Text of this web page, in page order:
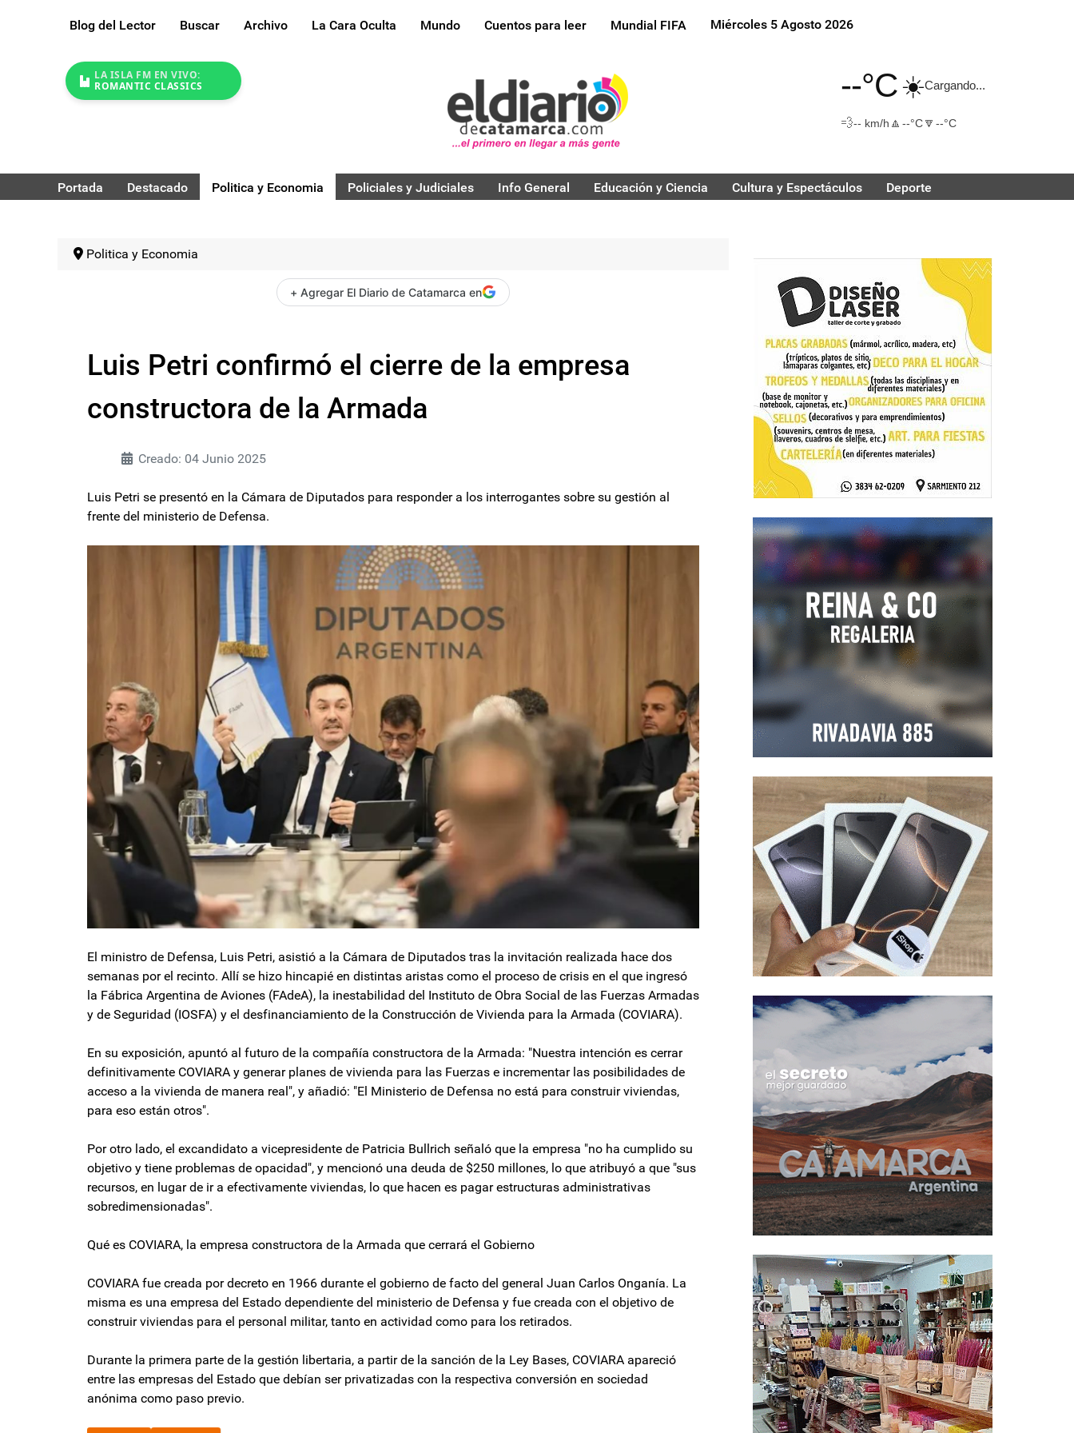
Blog del Lector Buscar Archivo La Cara Oculta Mundo Cuentos para leer Mundial FIFA Miércoles 5 Agosto 2026
LA ISLA FM EN VIVO:
ROMANTIC CLASSICS
--°C☀️Cargando...
💨-- km/h 🔼 --°C🔽 --°C
Portada Destacado Politica y Economia Policiales y Judiciales Info General Educación y Ciencia Cultura y Espectáculos Deporte
Politica y Economia
+ Agregar El Diario de Catamarca en
Luis Petri confirmó el cierre de la empresa
constructora de la Armada
Creado: 04 Junio 2025
Luis Petri se presentó en la Cámara de Diputados para responder a los interrogantes sobre su gestión al
frente del ministerio de Defensa.
El ministro de Defensa, Luis Petri, asistió a la Cámara de Diputados tras la invitación realizada hace dos
semanas por el recinto. Allí se hizo hincapié en distintas aristas como el proceso de crisis en el que ingresó
la Fábrica Argentina de Aviones (FAdeA), la inestabilidad del Instituto de Obra Social de las Fuerzas Armadas
y de Seguridad (IOSFA) y el desfinanciamiento de la Construcción de Vivienda para la Armada (COVIARA).
En su exposición, apuntó al futuro de la compañía constructora de la Armada: "Nuestra intención es cerrar
definitivamente COVIARA y generar planes de vivienda para las Fuerzas e incrementar las posibilidades de
acceso a la vivienda de manera real", y añadió: "El Ministerio de Defensa no está para construir viviendas,
para eso están otros".
Por otro lado, el excandidato a vicepresidente de Patricia Bullrich señaló que la empresa "no ha cumplido su
objetivo y tiene problemas de opacidad", y mencionó una deuda de $250 millones, lo que atribuyó a que "sus
recursos, en lugar de ir a efectivamente viviendas, lo que hacen es pagar estructuras administrativas
sobredimensionadas".
Qué es COVIARA, la empresa constructora de la Armada que cerrará el Gobierno
COVIARA fue creada por decreto en 1966 durante el gobierno de facto del general Juan Carlos Onganía. La
misma es una empresa del Estado dependiente del ministerio de Defensa y fue creada con el objetivo de
construir viviendas para el personal militar, tanto en actividad como para los retirados.
Durante la primera parte de la gestión libertaria, a partir de la sanción de la Ley Bases, COVIARA apareció
entre las empresas del Estado que debían ser privatizadas con la respectiva conversión en sociedad
anónima como paso previo.